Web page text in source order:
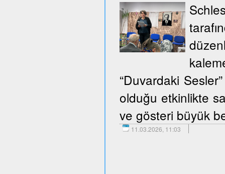
“Duvardaki
olduğu etkinlikte
ve gösteri büyük
11.03.2026, 11:03